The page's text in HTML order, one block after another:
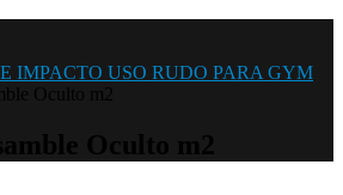
IMPACTO USO RUDO PARA GYM